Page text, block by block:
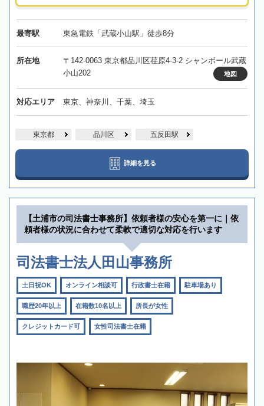
最寄駅 東急電鉄「武蔵小山駅」徒歩8分
所在地
〒142-0063 東京都品川区荏原4-3-2 シャンボール武蔵
小山202
地図
対応エリア 東京、神奈川、千葉、埼玉
東京都 品川区 五反田駅
詳細を見る
【土浦市の司法書士事務所】依頼者様の安心を第一に｜依
頼者様の状況に合わせて柔軟で適切な対応を行います
司法書士法人田山事務所
土日祝OK オンライン相談可 行政書士在籍 駐車場あり
職歴20年以上 在籍数10名以上 所長が女性
クレジットカード可 女性司法書士在籍